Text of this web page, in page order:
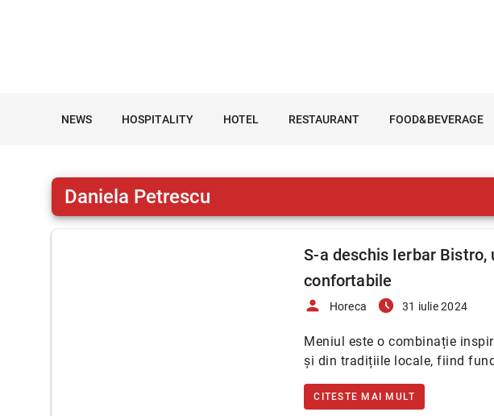
NEWS HOSPITALITY HOTEL RESTAURANT FOOD&BEVERAGE
Daniela Petrescu
S-a deschis Ierbar
confortabile
person Horeca access_time_filled 31 iulie 2024
Meniul este o combinație
și din tradițiile locale, fiind
CITESTE MAI MULT